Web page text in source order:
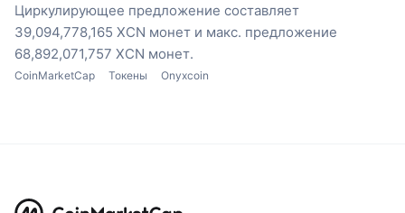
Циркулирующее предложение составляет
39,094,778,165 XCN монет и макс. предложение
68,892,071,757 XCN монет.
CoinMarketCap Токены Onyxcoin